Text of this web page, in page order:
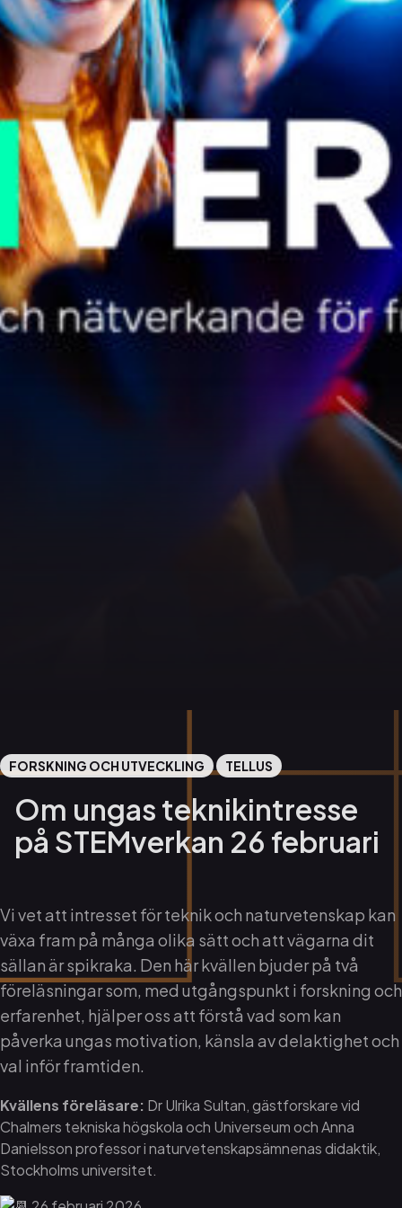
FORSKNING OCH UTVECKLING TELLUS
Om ungas teknikintresse
på STEMverkan 26 februari
Vi vet att intresset för teknik och naturvetenskap kan
växa fram på många olika sätt och att vägarna dit
sällan är spikraka. Den här kvällen bjuder på två
föreläsningar som, med utgångspunkt i forskning och
erfarenhet, hjälper oss att förstå vad som kan
påverka ungas motivation, känsla av delaktighet och
val inför framtiden.
Kvällens föreläsare: Dr Ulrika Sultan, gästforskare vid
Chalmers tekniska högskola och Universeum och Anna
Danielsson professor i naturvetenskapsämnenas didaktik,
Stockholms universitet.